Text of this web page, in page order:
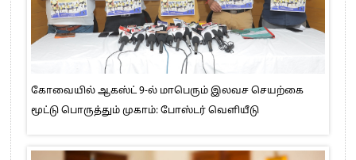
கோவையில் ஆகஸ்ட் 9-ல் மாபெரும் இலவச செயற்கை
மூட்டு பொருத்தும் முகாம்: போஸ்டர் வெளியீடு